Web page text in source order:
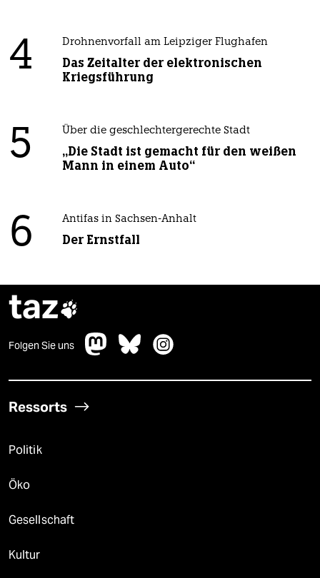
4 Drohnenvorfall am Leipziger Flughafen
Das Zeitalter der elektronischen
Kriegsführung
5 Über die geschlechtergerechte Stadt
„Die Stadt ist gemacht für den weißen
Mann in einem Auto“
6 Antifas in Sachsen-Anhalt
Der Ernstfall
taz
Folgen Sie uns
Ressorts
Politik
Öko
Gesellschaft
Kultur